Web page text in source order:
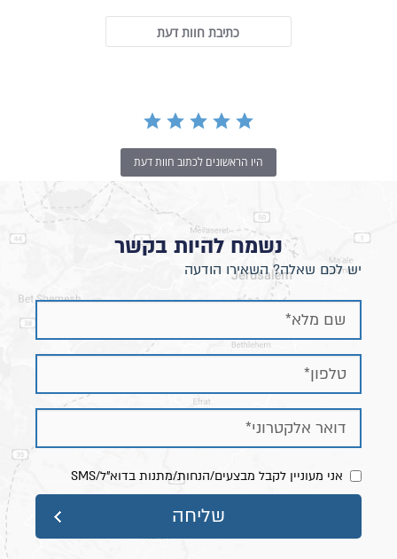
כתיבת חוות דעת
היו הראשונים לכתוב חוות דעת
נשמח להיות בקשר
יש לכם שאלה? השאירו הודעה
אני מעוניין לקבל מבצעים/הנחות/מתנות בדוא"ל/SMS